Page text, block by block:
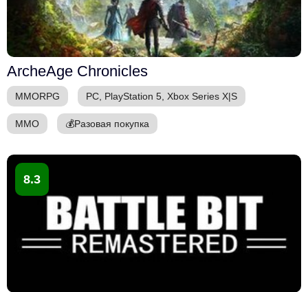
ArcheAge Chronicles
MMORPG PC, PlayStation 5, Xbox Series X|S
ММО 💰Разовая покупка
8.3